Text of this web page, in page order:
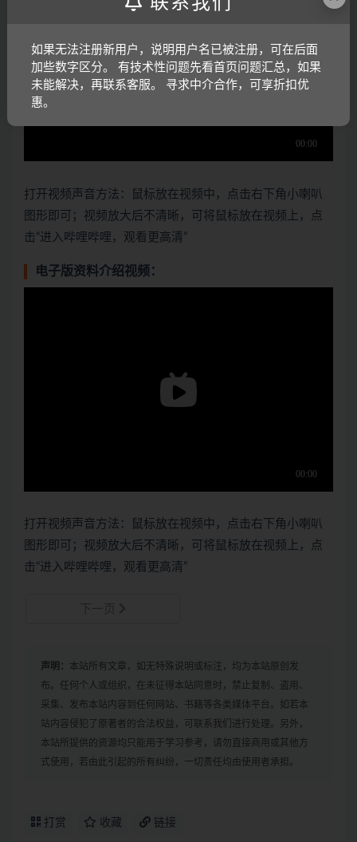
打开视频声音方法：鼠标放在视频中，点击右下角小喇叭
图形即可；视频放大后不清晰，可将鼠标放在视频上，点
击“进入哔哩哔哩，观看更高清”
电子版资料介绍视频：
打开视频声音方法：鼠标放在视频中，点击右下角小喇叭
图形即可；视频放大后不清晰，可将鼠标放在视频上，点
击“进入哔哩哔哩，观看更高清”
声明： 本站所有文章，如无特殊说明或标注，均为本站原创发
布。任何个人或组织，在未征得本站同意时，禁止复制、盗用、
采集、发布本站内容到任何网站、书籍等各类媒体平台。如若本
站内容侵犯了原著者的合法权益，可联系我们进行处理。另外，
本站所提供的资源均只能用于学习参考，请勿直接商用或其他方
式使用，若由此引起的所有纠纷，一切责任均由使用者承担。
打赏 收藏 链接
如果无法注册新用户，说明用户名已被注册，可在后面
加些数字区分。 有技术性问题先看首页问题汇总，如果
未能解决，再联系客服。 寻求中介合作，可享折扣优
惠。